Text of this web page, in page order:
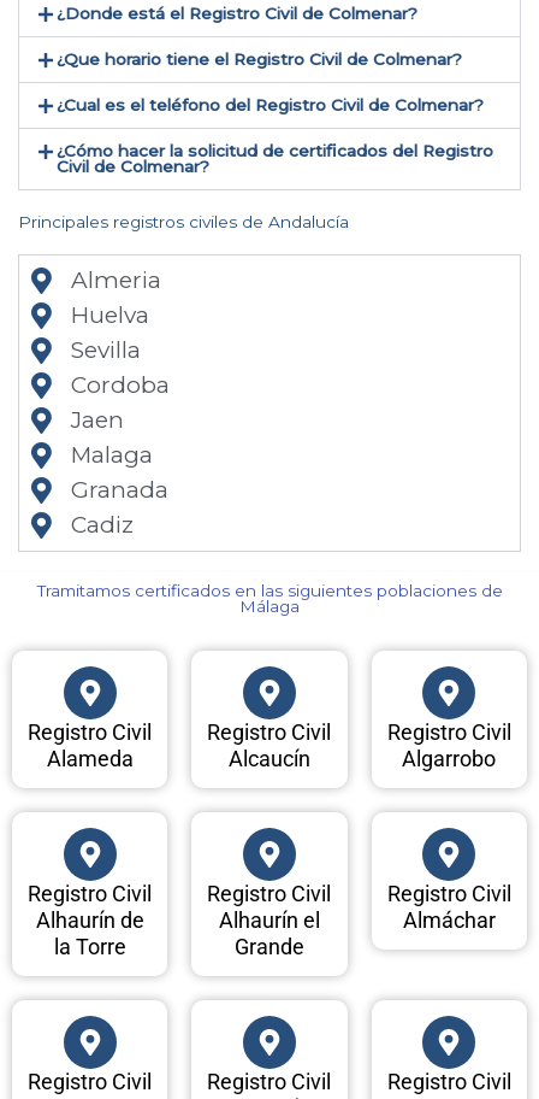
¿Donde está el Registro Civil de Colmenar​?
¿Que horario tiene el Registro Civil de Colmenar?
¿Cual es el teléfono del Registro Civil de Colmenar​?
¿Cómo hacer la solicitud de certificados del Registro
Civil de Colmenar​?
Principales registros civiles de Andalucía
Almeria
Huelva
Sevilla
Cordoba
Jaen
Malaga
Granada
Cadiz
Tramitamos certificados en las siguientes poblaciones de
Málaga​
Registro Civil
Alameda
Registro Civil
Alcaucín
Registro Civil
Algarrobo
Registro Civil
Alhaurín de
la Torre
Registro Civil
Alhaurín el
Grande
Registro Civil
Almáchar
Registro Civil
Registro Civil
Registro Civil